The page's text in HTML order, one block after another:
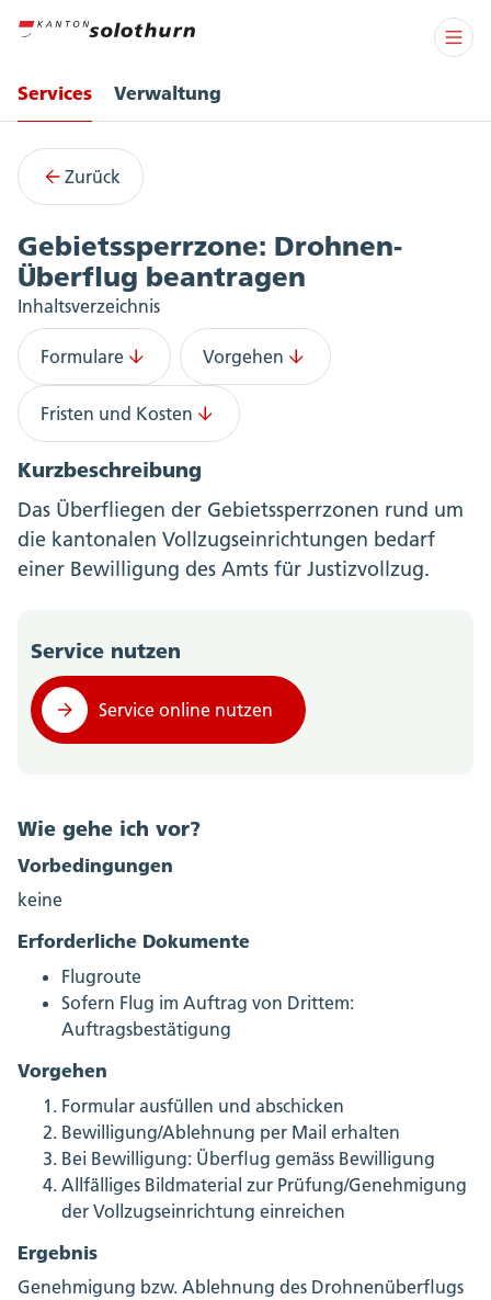
Services Verwaltung
Zurück
Gebietssperrzone: Drohnen-
Überflug beantragen
Inhaltsverzeichnis
Formulare Vorgehen
Fristen und Kosten
Kurzbeschreibung
Das Überfliegen der Gebietssperrzonen rund um
die kantonalen Vollzugseinrichtungen bedarf
einer Bewilligung des Amts für Justizvollzug.
Service nutzen
Service online nutzen
Wie gehe ich vor?
Vorbedingungen
keine
Erforderliche Dokumente
Flugroute
Sofern Flug im Auftrag von Drittem:
Auftragsbestätigung
Vorgehen
Formular ausfüllen und abschicken
Bewilligung/Ablehnung per Mail erhalten
Bei Bewilligung: Überflug gemäss Bewilligung
Allfälliges Bildmaterial zur Prüfung/Genehmigung
der Vollzugseinrichtung einreichen
Ergebnis
Genehmigung bzw. Ablehnung des Drohnenüberflugs